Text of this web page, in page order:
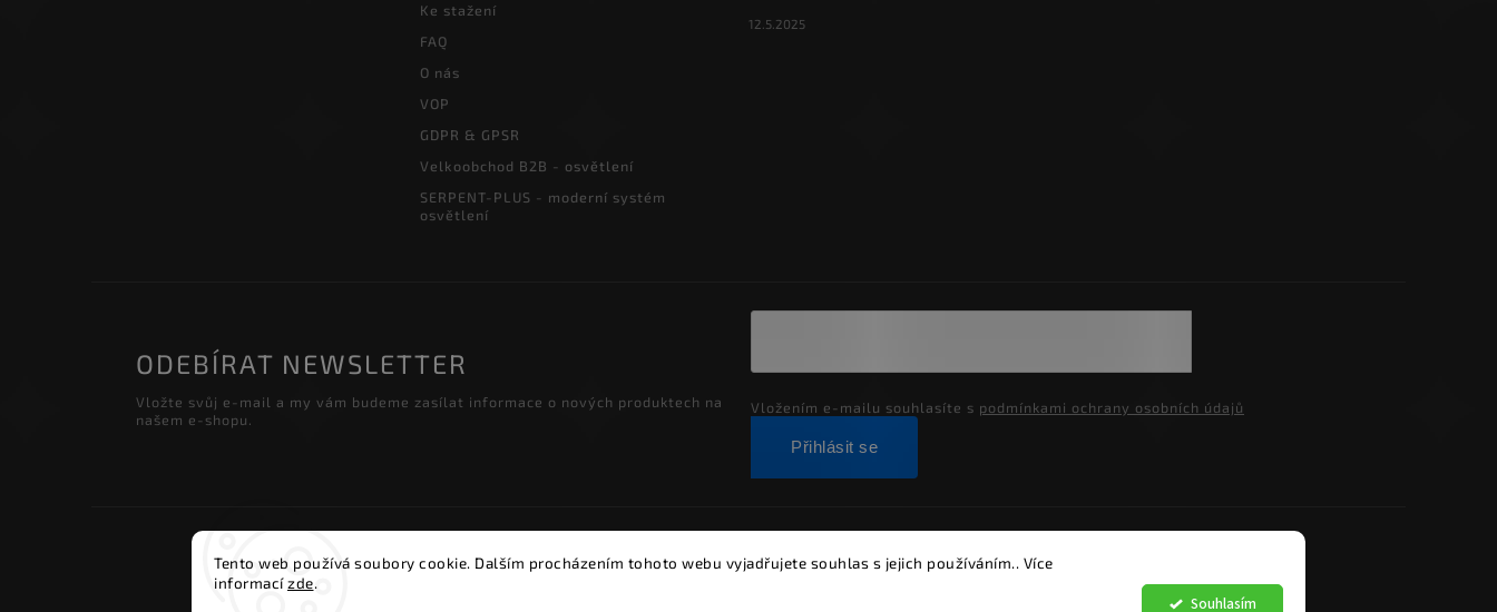
Tento web používá soubory cookie. Dalším procházením tohoto webu vyjadřujete souhlas s jejich používáním.. Více
informacízde.
Souhlasím
Ke stažení
FAQ
O nás
VOP
GDPR & GPSR
Velkoobchod B2B - osvětlení
SERPENT-PLUS - moderní systém
osvětlení
12.5.2025
ODEBÍRAT NEWSLETTER
Vložte svůj e-mail a my vám budeme zasílat informace o nových produktech na
našem e-shopu.
Vložením e-mailu souhlasíte s podmínkami ochrany osobních údajů
Přihlásit se